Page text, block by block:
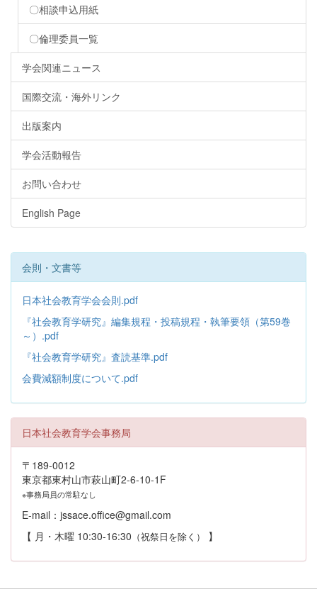
〇相談申込用紙
〇倫理委員一覧
学会関連ニュース
国際交流・海外リンク
出版案内
学会活動報告
お問い合わせ
English Page
会則・文書等
日本社会教育学会会則.pdf
『社会教育学研究』編集規程・投稿規程・執筆要領（第59巻
～）.pdf
『社会教育学研究』査読基準.pdf
会費減額制度について.pdf
日本社会教育学会事務局
〒189-0012
東京都東村山市萩山町2-6-10-1F
※事務局員の常駐なし
E-mail：jssace.office@gmail.com
【 月・木曜 10:30-16:30 （祝祭日を除く） 】